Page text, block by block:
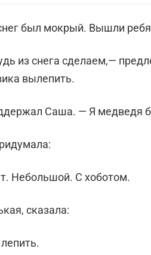
был мокрый. Вышли
из снега сделаем,—
вылепить.
Саша. — Я медведя
Небольшой. С хоботом.
сказала: